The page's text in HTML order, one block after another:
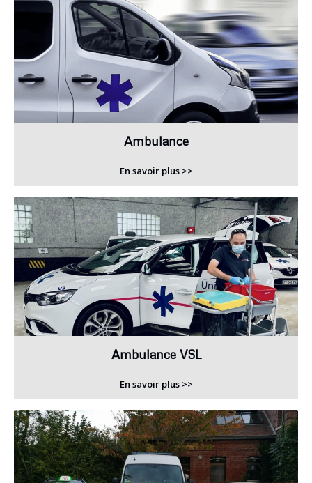
Ambulance
En savoir plus >>
Ambulance VSL
En savoir plus >>